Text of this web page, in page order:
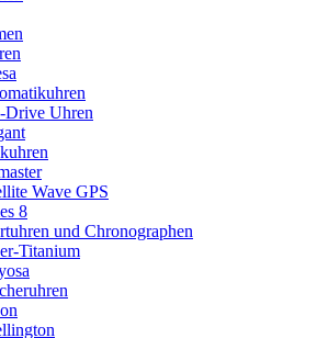
Drive Uhren
Wave GPS
8
und Chronographen
Titanium